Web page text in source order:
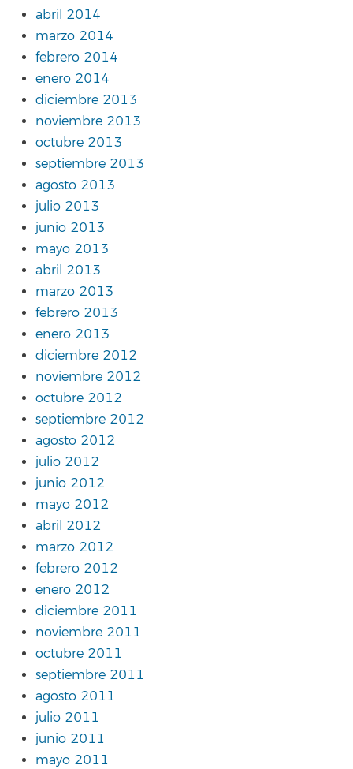
abril 2014
marzo 2014
febrero 2014
enero 2014
diciembre 2013
noviembre 2013
octubre 2013
septiembre 2013
agosto 2013
julio 2013
junio 2013
mayo 2013
abril 2013
marzo 2013
febrero 2013
enero 2013
diciembre 2012
noviembre 2012
octubre 2012
septiembre 2012
agosto 2012
julio 2012
junio 2012
mayo 2012
abril 2012
marzo 2012
febrero 2012
enero 2012
diciembre 2011
noviembre 2011
octubre 2011
septiembre 2011
agosto 2011
julio 2011
junio 2011
mayo 2011